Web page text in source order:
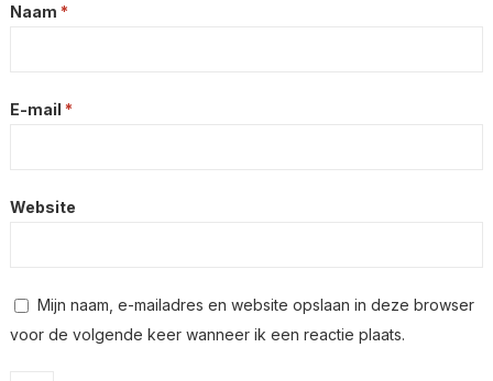
Naam *
E-mail *
Website
Mijn naam, e-mailadres en website opslaan in deze browser
voor de volgende keer wanneer ik een reactie plaats.